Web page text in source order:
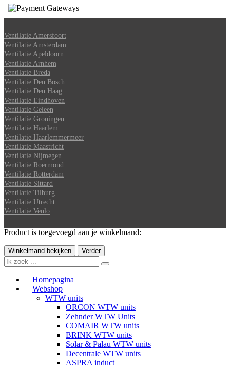
Ventilatie Amersfoort
Ventilatie Amsterdam
Ventilatie Apeldoorn
Ventilatie Arnhem
Ventilatie Breda
Ventilatie Den Bosch
Ventilatie Den Haag
Ventilatie Eindhoven
Ventilatie Geleen
Ventilatie Groningen
Ventilatie Haarlem
Ventilatie Haarlemmermeer
Ventilatie Maastricht
Ventilatie Nijmegen
Ventilatie Roermond
Ventilatie Rotterdam
Ventilatie Sittard
Ventilatie Tilburg
Ventilatie Utrecht
Ventilatie Venlo
Product is toegevoegd aan je winkelmand:
Winkelmand bekijken Verder
Homepagina
Webshop
WTW units
ORCON WTW units
Zehnder WTW Units
COMAIR WTW units
BRINK WTW units
Solar & Palau WTW units
Decentrale WTW units
ASPRA induct